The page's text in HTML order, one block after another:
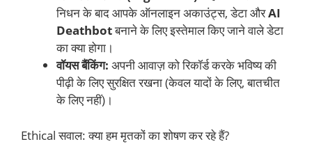
निधन के बाद आपके ऑनलाइन अकाउंट्स, डेटा औरAI
Deathbotबनाने के लिए इस्तेमाल किए जाने वाले डेटा
का क्या होगा।
वॉयस बैंकिंग: अपनी आवाज़ को रिकॉर्ड करके भविष्य की
पीढ़ी के लिए सुरक्षित रखना (केवल यादों के लिए, बातचीत
के लिए नहीं)।
Ethical सवाल: क्या हम मृतकों का शोषण कर रहे हैं?